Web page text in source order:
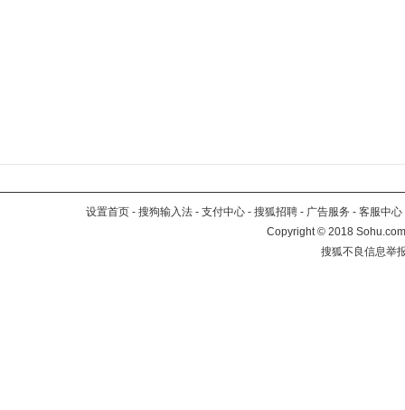
设置首页 - 搜狗输入法 - 支付中心 - 搜狐招聘 - 广告服务 - 客服中心
Copyright©2018
搜狐不良信息举